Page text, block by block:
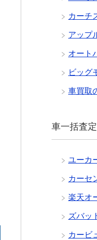
カーチ
アップ
オート
ビッグ
車買取
車一括査
ユーカ
カーセ
楽天オ
ズバッ
カービ